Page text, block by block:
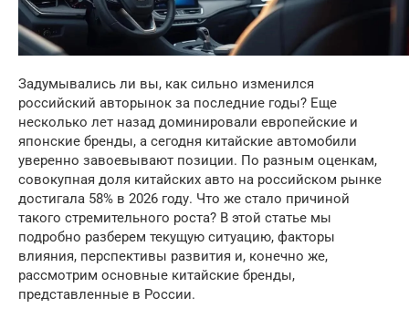
Задумывались ли вы, как сильно изменился
российский авторынок за последние годы? Еще
несколько лет назад доминировали европейские и
японские бренды, а сегодня китайские автомобили
уверенно завоевывают позиции. По разным оценкам,
совокупная доля китайских авто на российском рынке
достигала 58% в 2026 году. Что же стало причиной
такого стремительного роста? В этой статье мы
подробно разберем текущую ситуацию, факторы
влияния, перспективы развития и, конечно же,
рассмотрим основные китайские бренды,
представленные в России.